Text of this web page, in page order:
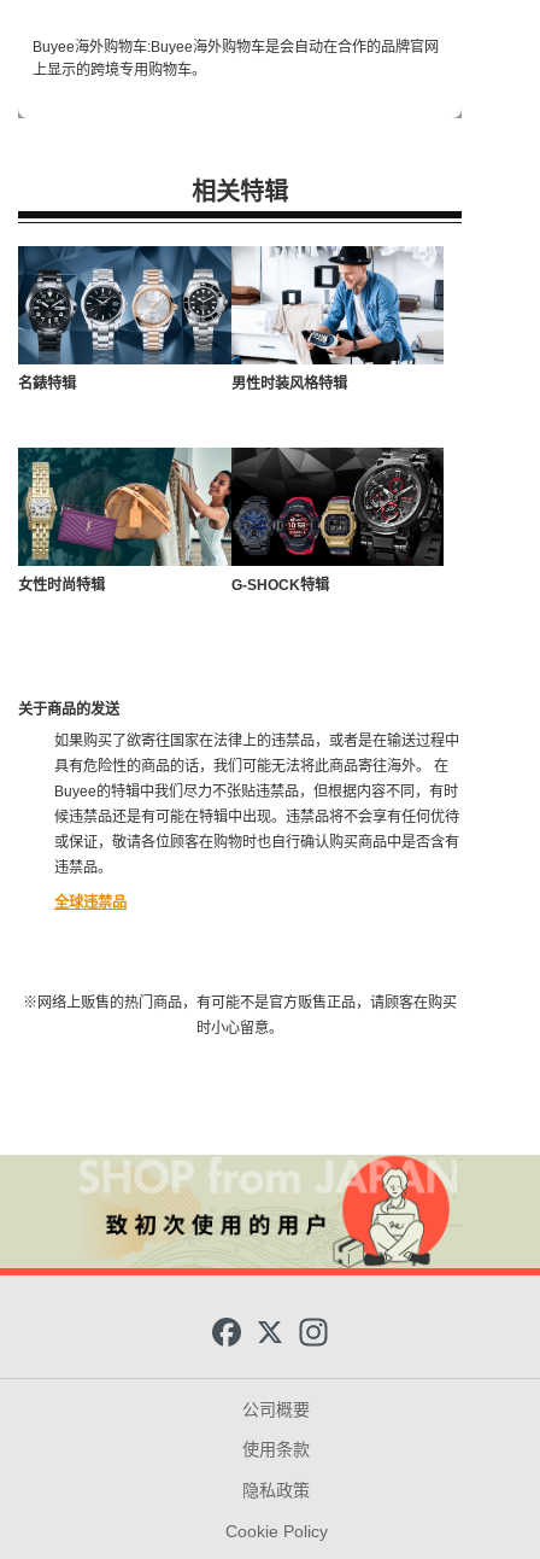
Buyee海外购物车:Buyee海外购物车是会自动在合作的品牌官网
上显示的跨境专用购物车。
相关特辑
名錶特辑 男性时装风格特辑
女性时尚特辑 G-SHOCK特辑
关于商品的发送
如果购买了欲寄往国家在法律上的违禁品，或者是在输送过程中
具有危险性的商品的话，我们可能无法将此商品寄往海外。 在
Buyee的特辑中我们尽力不张贴违禁品，但根据内容不同，有时
候违禁品还是有可能在特辑中出现。违禁品将不会享有任何优待
或保证，敬请各位顾客在购物时也自行确认购买商品中是否含有
违禁品。
全球违禁品
※网络上贩售的热门商品，有可能不是官方贩售正品，请顾客在购买
时小心留意。
e
b
o
o
k
X
t
公司概要
使用条款
隐私政策
Cookie Policy